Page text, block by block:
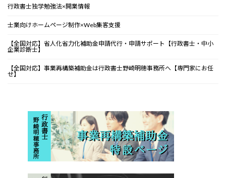
行政書士独学勉強法×開業情報
士業向けホームページ制作×Web集客支援
【全国対応】省人化省力化補助金申請代行・申請サポート【行政書士・中小
企業診断士】
【全国対応】事業再構築補助金は行政書士野崎明穂事務所へ【専門家にお任
せ】